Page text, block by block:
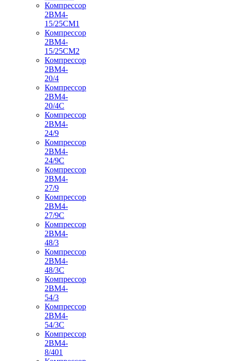
Компрессор
2ВМ4-
15/25СМ1
Компрессор
2ВМ4-
15/25СМ2
Компрессор
2ВМ4-
20/4
Компрессор
2ВМ4-
20/4С
Компрессор
2ВМ4-
24/9
Компрессор
2ВМ4-
24/9С
Компрессор
2ВМ4-
27/9
Компрессор
2ВМ4-
27/9С
Компрессор
2ВМ4-
48/3
Компрессор
2ВМ4-
48/3С
Компрессор
2ВМ4-
54/3
Компрессор
2ВМ4-
54/3С
Компрессор
2ВМ4-
8/401